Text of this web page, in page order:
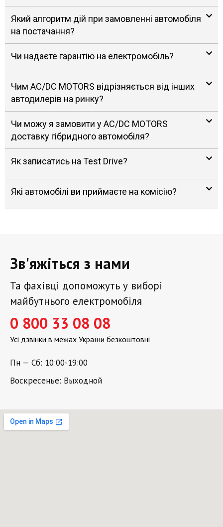
Який алгоритм дій при замовленні автомобіля
на постачання?
Чи надаєте гарантію на електромобіль?
Чим AC/DC MOTORS відрізняється від інших
автодилерів на ринку?
Чи можу я замовити у AC/DC MOTORS
доставку гібридного автомобіля?
Як записатись на Test Drive?
Які автомобілі ви приймаєте на комісію?
Зв'яжіться з нами
Та фахівці допоможуть у виборі
майбутнього електромобіля
0 800 33 08 08
Усі дзвінки в межах України безкоштовні
Пн — Сб: 10:00-19:00
Воскресенье: Выходной